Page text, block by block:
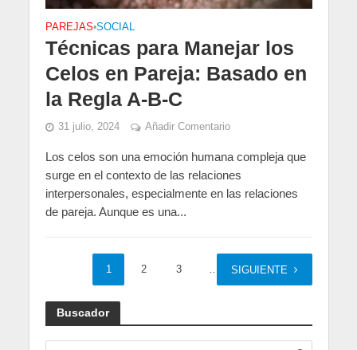
PAREJAS•SOCIAL
Técnicas para Manejar los
Celos en Pareja: Basado en
la Regla A-B-C
31 julio, 2024 Añadir Comentario
Los celos son una emoción humana compleja que
surge en el contexto de las relaciones
interpersonales, especialmente en las relaciones
de pareja. Aunque es una...
1 2 3 7
SIGUIENTE
Buscador